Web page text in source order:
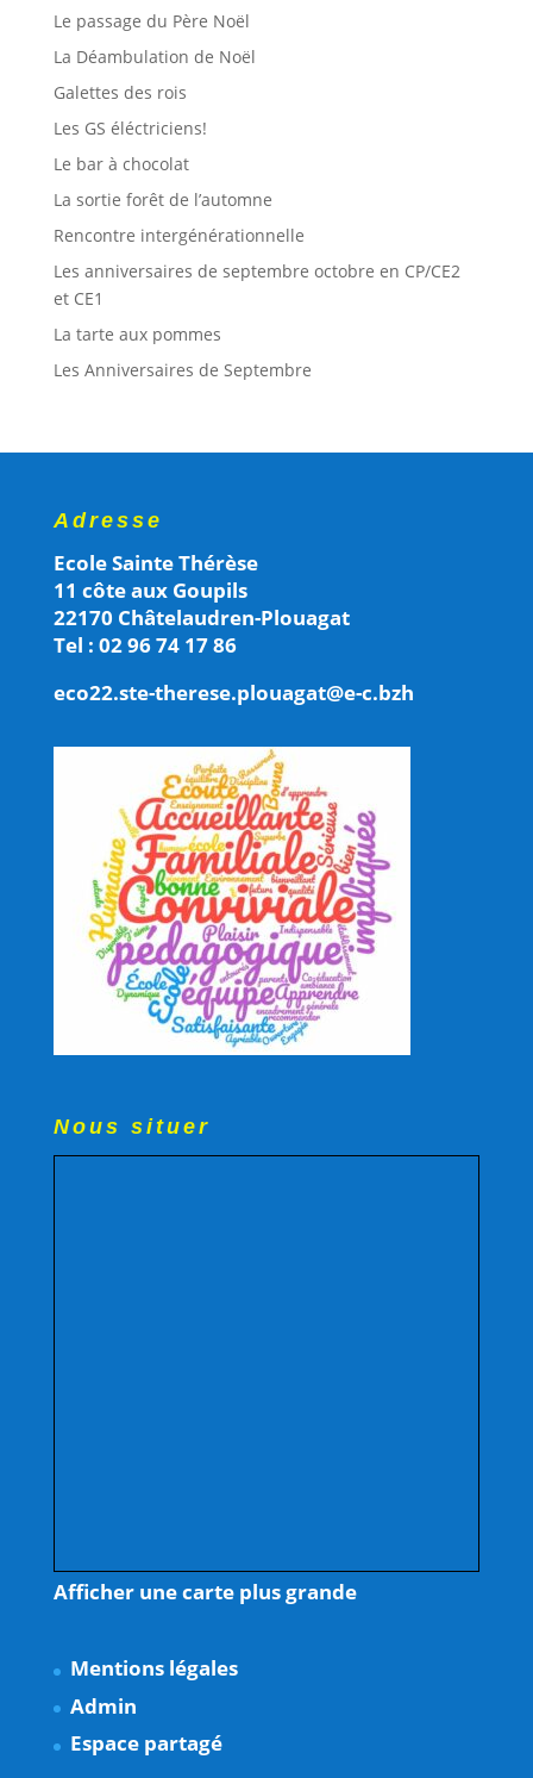
Le passage du Père Noël
La Déambulation de Noël
Galettes des rois
Les GS éléctriciens!
Le bar à chocolat
La sortie forêt de l’automne
Rencontre intergénérationnelle
Les anniversaires de septembre octobre en CP/CE2
et CE1
La tarte aux pommes
Les Anniversaires de Septembre
Adresse
Ecole Sainte Thérèse
11 côte aux Goupils
22170 Châtelaudren-Plouagat
Tel : 02 96 74 17 86
eco22.ste-therese.plouagat@e-c.bzh
Nous situer
Afficher une carte plus grande
Mentions légales
Admin
Espace partagé